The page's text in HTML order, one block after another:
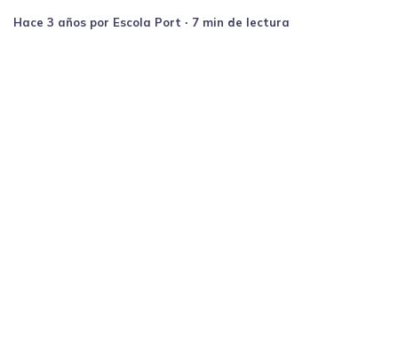
hace 3 años por Escola Port ∙ 7 min de lectura